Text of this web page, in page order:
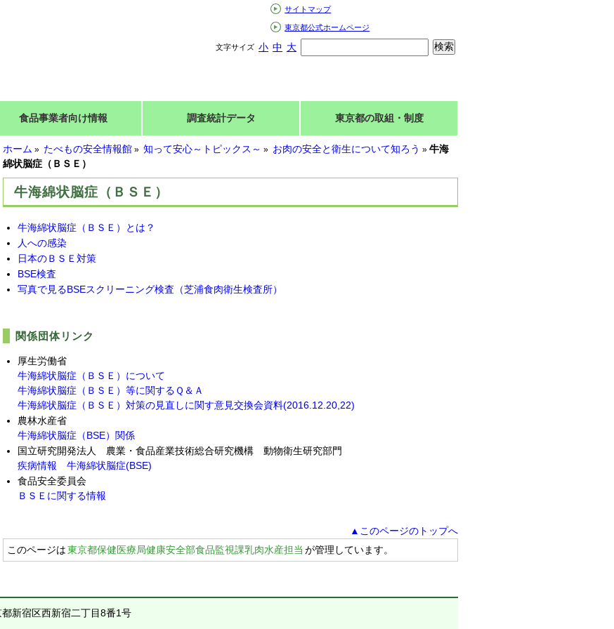
サイトマップ
東京都公式ホームページ
文字サイズ 小 中 大
食品事業者向け情報 調査統計データ 東京都の取組・制度
ホーム » たべもの安全情報館 » 知って安心～トピックス～ » お肉の安全と衛生について知ろう » 牛海
綿状脳症（ＢＳＥ）
牛海綿状脳症（ＢＳＥ）
牛海綿状脳症（ＢＳＥ）とは？
人への感染
日本のＢＳＥ対策
BSE検査
写真で見るBSEスクリーニング検査（芝浦食肉衛生検査所）
関係団体リンク
厚生労働省
牛海綿状脳症（ＢＳＥ）について
牛海綿状脳症（ＢＳＥ）等に関するＱ＆Ａ
牛海綿状脳症（ＢＳＥ）対策の見直しに関す意見交換会資料(2016.12.20,22)
農林水産省
牛海綿状脳症（BSE）関係
国立研究開発法人 農業・食品産業技術総合研究機構 動物衛生研究部門
疾病情報 牛海綿状脳症(BSE)
食品安全委員会
ＢＳＥに関する情報
▲このページのトップへ
このページは東京都保健医療局健康安全部食品監視課乳肉水産担当 が管理しています。
新宿区西新宿二丁目8番1号